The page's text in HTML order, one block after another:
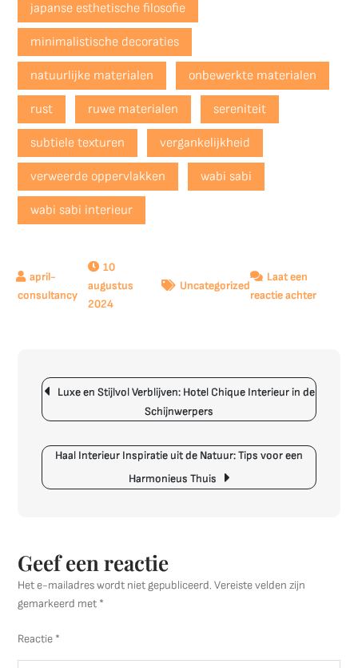
japanse esthetische filosofie
minimalistische decoraties
natuurlijke materialen onbewerkte materialen
rust ruwe materialen sereniteit
subtiele texturen vergankelijkheid
verweerde oppervlakken wabi sabi
wabi sabi interieur
10
augustus
2024
Uncategorized
Laat een
reactie achterop
Sabi:
en
Berichtnavigatie
Luxe en Stijlvol Verblijven: Hotel Chique Interieur in de
Schijnwerpers
Haal Interieur Inspiratie uit de Natuur: Tips voor een
Harmonieus Thuis
Geef een reactie
Het e-mailadres wordt niet gepubliceerd. Vereiste velden zijn
gemarkeerd met *
Reactie *